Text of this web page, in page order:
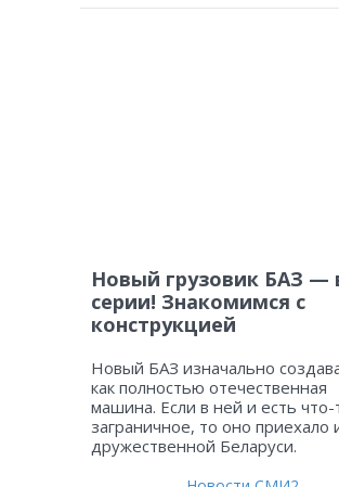
Новый грузовик БАЗ —
серии! Знакомимся с
конструкцией
Новый БАЗ изначально
как полностью отечественная
машина. Если в ней и есть что-
заграничное, то оно приехало
дружественной Беларуси.